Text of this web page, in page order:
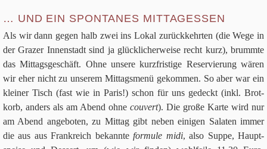
… UND EIN SPONTANES MITTAGESSEN
Als wir dann gegen halb zwei ins Lokal zurück­kehr­ten (die Wege in
der Gra­zer Innen­stadt sind ja glück­li­cher­weise recht kurz), brummte
das Mit­tags­ge­schäft. Ohne unsere kurz­fri­stige Reser­vie­rung wären
wir eher nicht zu unse­rem Mit­tags­menü gekom­men. So aber war ein
klei­ner Tisch (fast wie in Paris!) schon für uns gedeckt (inkl. Brot­
korb, anders als am Abend ohne cou­vert). Die große Karte wird nur
am Abend ange­bo­ten, zu Mit­tag gibt neben eini­gen Sala­ten immer
die aus aus Frank­reich bekanntefor­mule midi, also Suppe, Haupt­